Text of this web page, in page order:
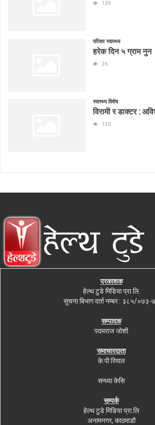
139
परिवार स्वास्थ्य
हरेक दिन ५ ग्राम नुन
26
स्वास्थ्य विशेष
विरामी र डाक्टर :
130
प्रकाशक
हेल्थ टुडे मिडिया प्रा.लि.
सुचना बिभाग दर्ता नम्बर : ३८५/०७३-
सम्पादक
पदमराज जोशी
समाचारदाता
के.पी रिमाल
सन्ध्या केसि
सम्पर्क
हेल्थ टुडे मिडिया प्रा.लि
अनामनगर, काठमाडौ